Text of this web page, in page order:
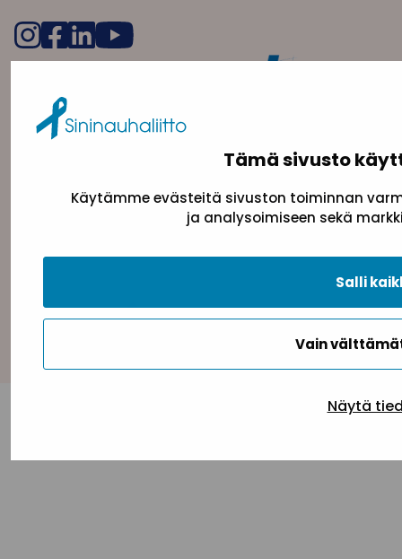
Tämä sivusto
Käytämme evästeitä sivuston toiminnan
ja analysoimiseen sekä
Vain
Salli
Näytä
Tietosuojaseloste Evästeseloste
Takaisin ylös